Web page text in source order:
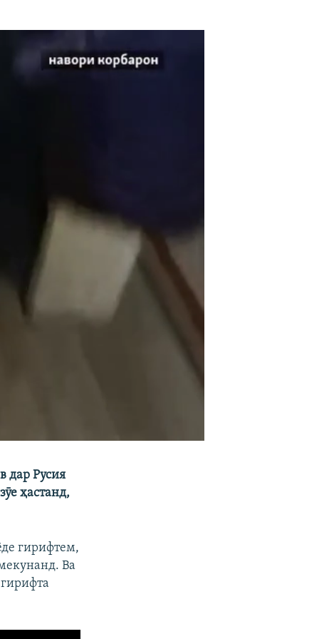
дар Русия
ҳастанд,
гирифтем,
Ва